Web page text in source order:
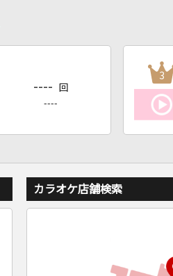
---- 回
----
3
カラオケ店舗検索